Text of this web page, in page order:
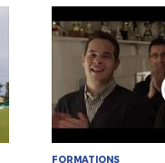
FORMATIONS